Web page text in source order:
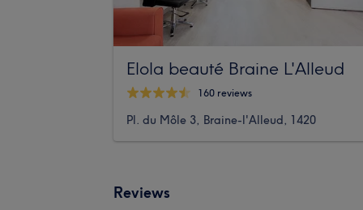
Elola beauté Braine L'Alleud
160 reviews
Pl. du Môle 3, Braine-l'Alleud, 1420
Reviews